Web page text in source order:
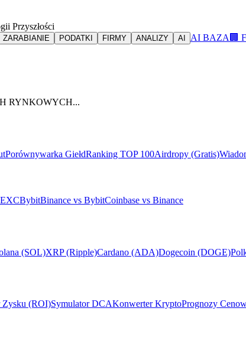
Przyszłości
ZARABIANIE PODATKI FIRMY ANALIZY AI AI BAZA 🏢
RYNKOWYCH...
Porównywarka GiełdRanking TOP 100Airdropy (Gratis)
BybitBinance vs BybitCoinbase vs Binance
(SOL)XRP (Ripple)Cardano (ADA)Dogecoin (DOGE)
Zysku (ROI)Symulator DCAKonwerter KryptoPrognozy